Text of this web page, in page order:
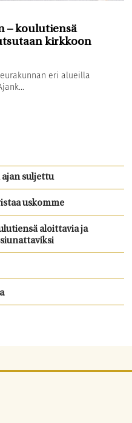
– koulutiensä
kirkkoon
eri alueilla
ajan suljettu
uskomme
aloittavia ja